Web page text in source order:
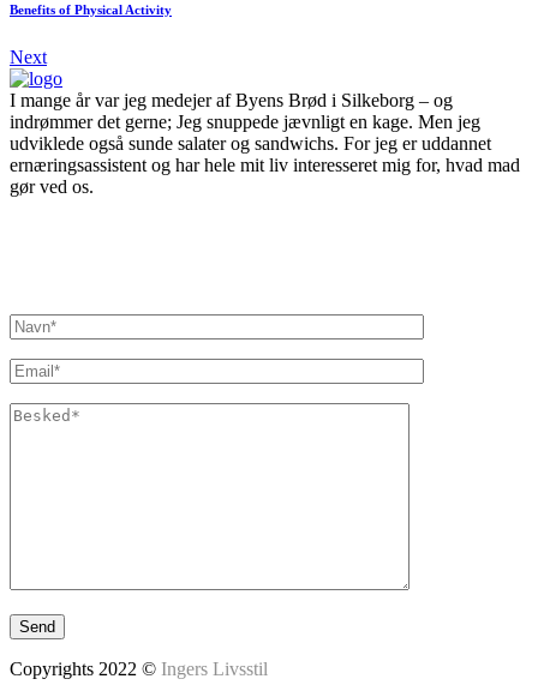
Benefits of Physical Activity
Next
I mange år var jeg medejer af Byens Brød i Silkeborg – og
indrømmer det gerne; Jeg snuppede jævnligt en kage. Men jeg
udviklede også sunde salater og sandwichs. For jeg er uddannet
ernæringsassistent og har hele mit liv interesseret mig for, hvad mad
gør ved os.
Copyrights 2022 © Ingers Livsstil